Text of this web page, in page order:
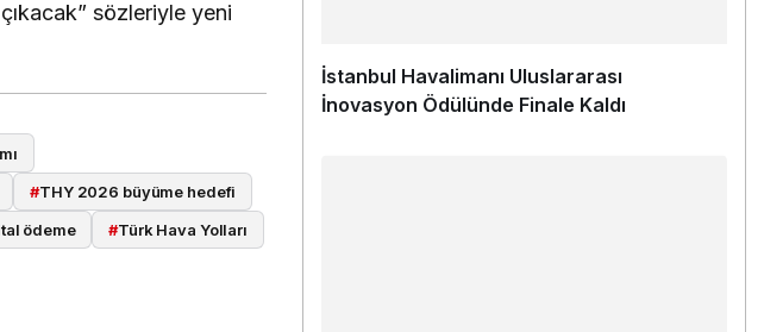
sözleriyle yeni
#THY 2026 büyüme hedefi
ödeme #Türk Hava Yolları
İstanbul Havalimanı Uluslararası
İnovasyon Ödülünde Finale Kaldı